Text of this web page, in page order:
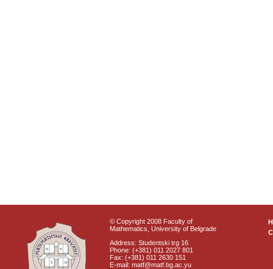
© Copyright 2008 Faculty of
Mathematics, University of Belgrade
Address: Studentski trg 16
Phone: (+381) 011 2027 801
Fax: (+381) 011 2630 151
E-mail: matf@matf.bg.ac.yu